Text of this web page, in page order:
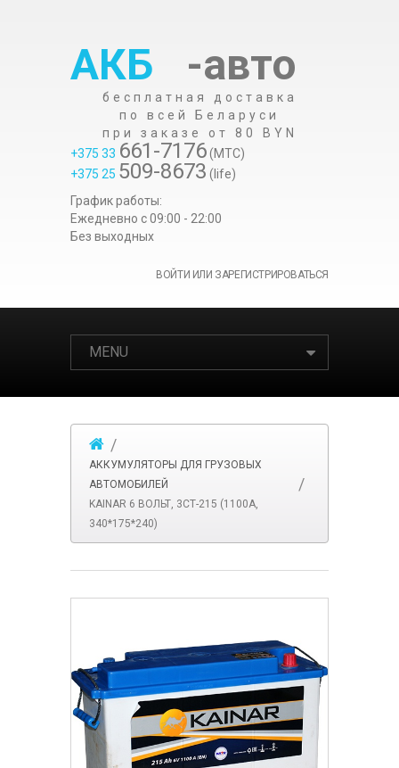
АКБ -авто
бесплатная доставка
по всей Беларуси
при заказе от 80 BYN
+375 33 661-7176(МТС)
+375 25 509-8673 (life)
График работы:
Ежедневно c 09:00 - 22:00
Без выходных
ВОЙТИ ИЛИ ЗАРЕГИСТРИРОВАТЬСЯ
MENU
АККУМУЛЯТОРЫ ДЛЯ ГРУЗОВЫХ
АВТОМОБИЛЕЙ
KAINAR 6 ВОЛЬТ, 3СТ-215 (1100А,
340*175*240)